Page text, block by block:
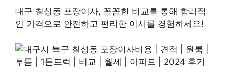
대구 칠성동 포장이사, 꼼꼼한 비교를 통해 합리적
인 가격으로 안전하고 편리한 이사를 경험하세요!